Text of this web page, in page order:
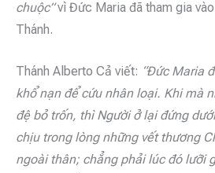
chuộc”vì Đức Maria đã tham gia
Thánh.
Thánh Alberto Cả viết: “Đức Maria
khổ nạn để cứu nhân loại. Khi mà
đệ bỏ trốn, thì Người ở lại đứng
chịu trong lòng những vết thương
ngoài thân; chẳng phải lúc đó lưỡi